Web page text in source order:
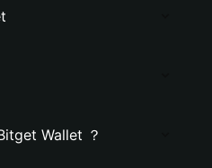
Wallet ？